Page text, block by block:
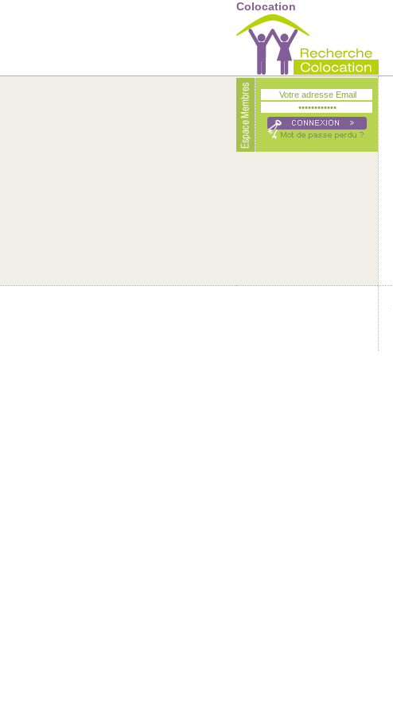
Colocation